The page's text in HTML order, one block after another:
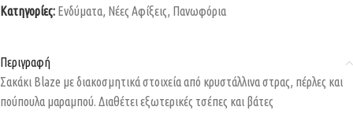
Κατηγορίες: Ενδύματα, Νέες Αφίξεις, Πανωφόρια
Περιγραφή
Σακάκι Blaze με διακοσμητικά στοιχεία από κρυστάλλινα στρας, πέρλες και
πούπουλα μαραμπού. Διαθέτει εξωτερικές τσέπες και βάτες